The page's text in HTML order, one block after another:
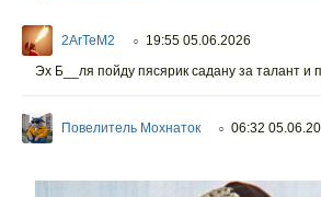
2ArTeM2 ○ 19:55 05.06.2026
Эх Б__ля пойду пясярик садану за талант и
Повелитель Мохнаток ○ 06:32